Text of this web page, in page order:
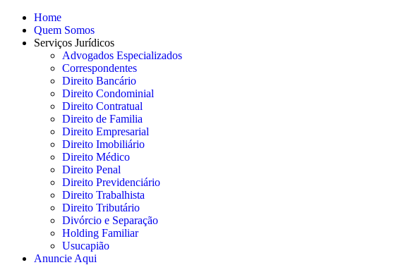
Home
Quem Somos
Serviços Jurídicos
Advogados Especializados
Correspondentes
Direito Bancário
Direito Condominial
Direito Contratual
Direito de Familia
Direito Empresarial
Direito Imobiliário
Direito Médico
Direito Penal
Direito Previdenciário
Direito Trabalhista
Direito Tributário
Divórcio e Separação
Holding Familiar
Usucapião
Anuncie Aqui